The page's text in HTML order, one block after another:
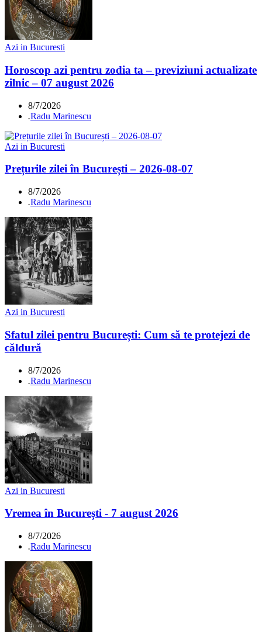
Azi in Bucuresti
Horoscop azi pentru zodia ta – previziuni actualizate
zilnic – 07 august 2026
8/7/2026
.Radu Marinescu
Azi in Bucuresti
Prețurile zilei în București – 2026-08-07
8/7/2026
.Radu Marinescu
Azi in Bucuresti
Sfatul zilei pentru București: Cum să te protejezi de
căldură
8/7/2026
.Radu Marinescu
Azi in Bucuresti
Vremea în București - 7 august 2026
8/7/2026
.Radu Marinescu